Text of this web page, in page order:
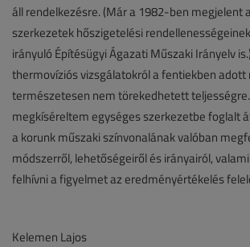
áll rendelkezésre. (Már a 1982-ben megjelent
szerkezetek hőszigetelési
irányuló Építésügyi Ágazati Műszaki Irányelv
thermovíziós vizsgálatokról a fentiekben
természetesen nem törekedhetett
megkíséreltem egységes szerkezetbe foglalt
a korunk műszaki színvonalának valóban
módszerről, lehetőségeiről és irányairól,
felhívni a figyelmet az eredményértékelés
Kelemen Lajos